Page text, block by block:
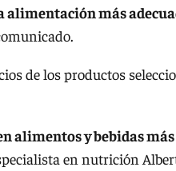
alimentación más
de los productos
alimentos y bebidas
en nutrición